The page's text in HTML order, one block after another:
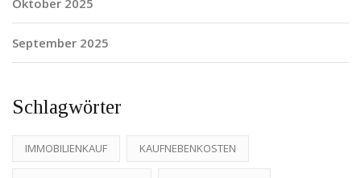
September 2025
Schlagwörter
IMMOBILIENKAUF KAUFNEBENKOSTEN